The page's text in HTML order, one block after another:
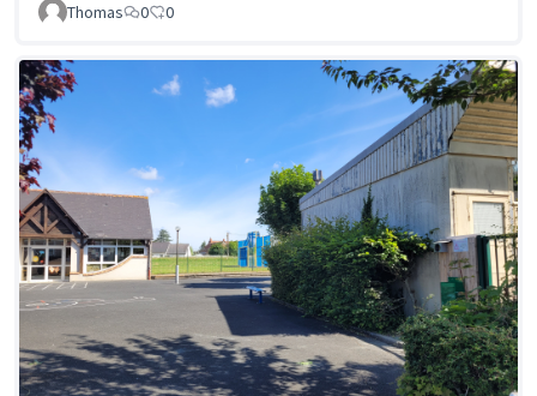
Thomas
0 0